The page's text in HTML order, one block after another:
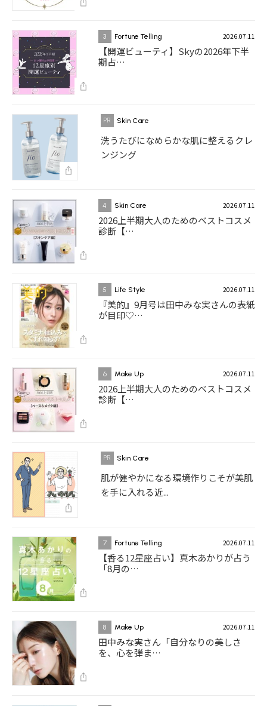
3 Fortune Telling 2026.07.11
【開運ビューティ】Skyの2026年下半
期占…
Skin Care
洗うたびになめらかな肌に整えるクレ
ンジング
4 Skin Care 2026.07.11
2026上半期大人のためのベストコスメ
診断【…
5 Life Style 2026.07.11
『美的』9月号は田中みな実さんの表紙
が目印♡…
6 Make Up 2026.07.11
2026上半期大人のためのベストコスメ
診断【…
Skin Care
肌が健やかになる環境作りこそが美肌
を手に入れる近...
7 Fortune Telling 2026.07.11
【香る12星座占い】真木あかりが占う
「8月の…
8 Make Up 2026.07.11
田中みな実さん「自分なりの美しさ
を、心を弾ま…